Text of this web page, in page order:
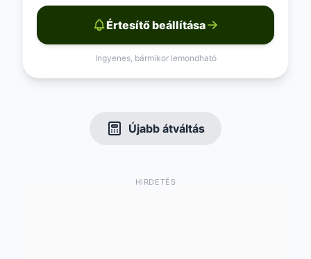
Értesítő beállítása
Ingyenes, bármikor lemondható
Újabb átváltás
HIRDETÉS